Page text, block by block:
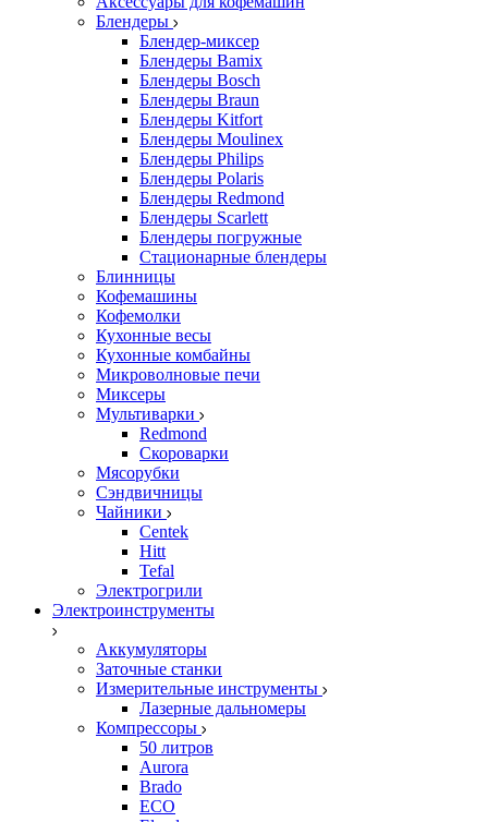
Блендеры
Блендер-миксер
Блендеры Bamix
Блендеры Bosch
Блендеры Braun
Блендеры Kitfort
Блендеры Moulinex
Блендеры Philips
Блендеры Polaris
Блендеры Redmond
Блендеры Scarlett
Блендеры погружные
Стационарные блендеры
Блинницы
Кофемашины
Кофемолки
Кухонные весы
Кухонные комбайны
Микроволновые печи
Миксеры
Мультиварки
Redmond
Скороварки
Мясорубки
Сэндвичницы
Чайники
Centek
Hitt
Tefal
Электрогрили
Электроинструменты
Аккумуляторы
Заточные станки
Измерительные инструменты
Лазерные дальномеры
Компрессоры
50 литров
Aurora
Brado
ECO